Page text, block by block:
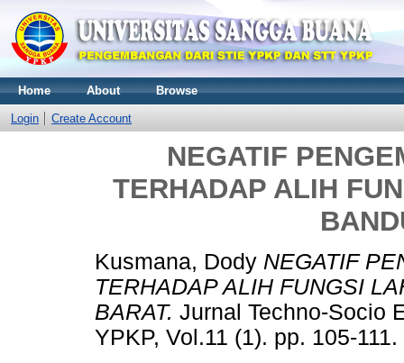
Home About Browse
Login Create Account
NEGATIF
TERHADAP ALIH
Kusmana, Dody NEGATIF
TERHADAP ALIH FUNGSI
BARAT. Jurnal Techno-Socio
YPKP, Vol.11 (1). pp. 105-